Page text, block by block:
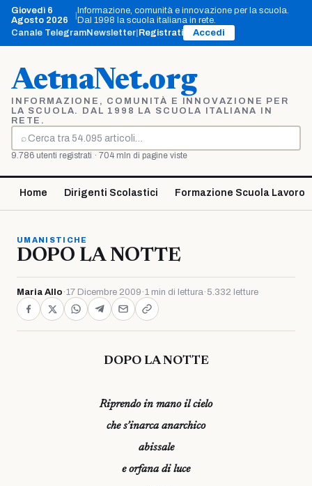
Vai
contenuto
Giovedì 6
Agosto 2026
Informazione, comunità e innovazione per la scuola.
Dal 1998 la scuola italiana in rete.
Canale TelegramNewsletter Registrati Accedi
AetnaNet.org
INFORMAZIONE, COMUNITÀ E INNOVAZIONE PER
LA SCUOLA. DAL 1998 LA SCUOLA ITALIANA IN
RETE.
⌕
Cerca
9.786 utenti registrati · 704 mln di pagine viste
Home Dirigenti Scolastici Formazione Scuola Lavoro
UMANISTICHE
DOPO LA NOTTE
Maria Allo ·17 Dicembre 2009 ·1 min di lettura· 5.332 letture
DOPO LA NOTTE
Riprendo in mano il cielo
che s’inarca anarchico
abissale
e orfana di luce